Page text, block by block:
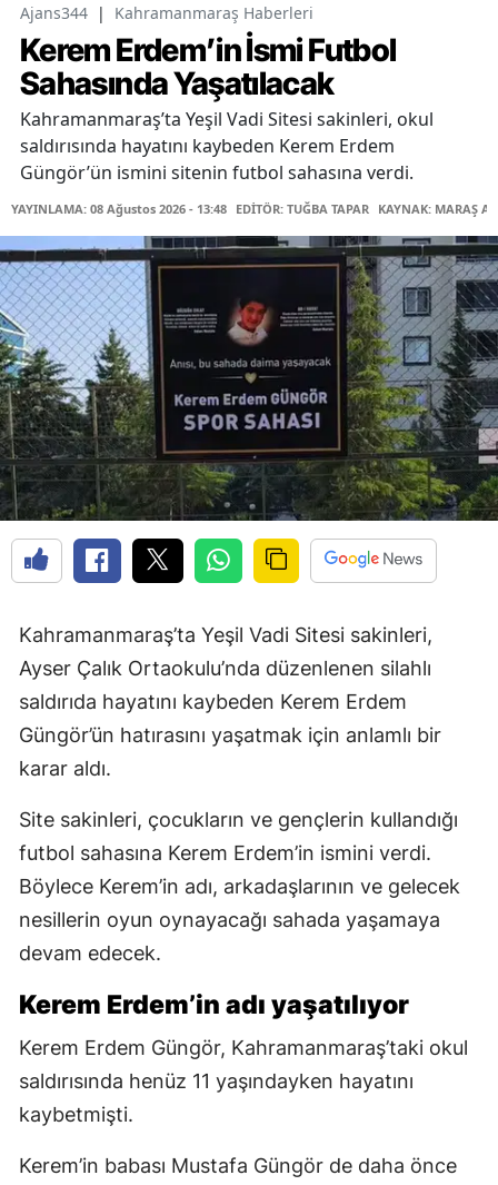
Ajans344 | Kahramanmaraş Haberleri
Kerem Erdem’in İsmi Futbol
Sahasında Yaşatılacak
Kahramanmaraş’ta Yeşil Vadi Sitesi sakinleri, okul
saldırısında hayatını kaybeden Kerem Erdem
Güngör’ün ismini sitenin futbol sahasına verdi.
YAYINLAMA: 08 Ağustos 2026 - 13:48 EDİTÖR: TUĞBA TAPAR KAYNAK: MARAŞ
Kahramanmaraş’ta Yeşil Vadi Sitesi sakinleri,
Ayser Çalık Ortaokulu’nda düzenlenen silahlı
saldırıda hayatını kaybeden Kerem Erdem
Güngör’ün hatırasını yaşatmak için anlamlı bir
karar aldı.
Site sakinleri, çocukların ve gençlerin kullandığı
futbol sahasına Kerem Erdem’in ismini verdi.
Böylece Kerem’in adı, arkadaşlarının ve gelecek
nesillerin oyun oynayacağı sahada yaşamaya
devam edecek.
Kerem Erdem’in adı yaşatılıyor
Kerem Erdem Güngör, Kahramanmaraş’taki okul
saldırısında henüz 11 yaşındayken hayatını
kaybetmişti.
Kerem’in babası Mustafa Güngör de daha önce